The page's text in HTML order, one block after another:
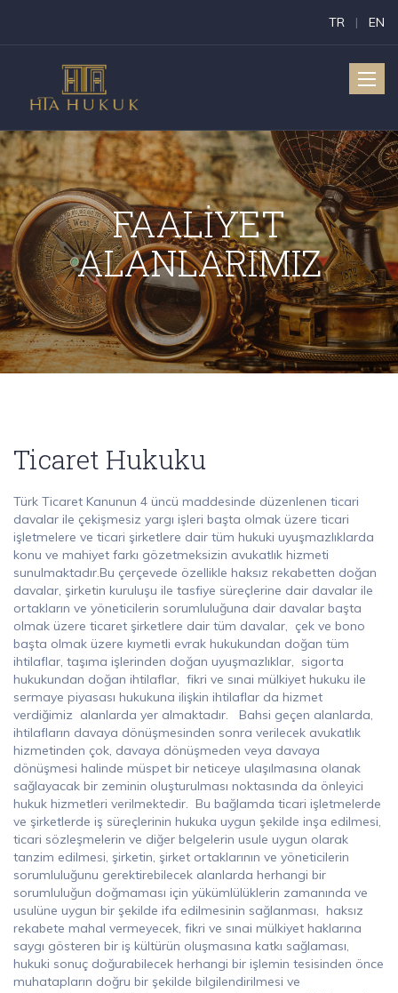
TR | EN
Toggle
FAALİYET
ALANLARIMIZ
Ticaret Hukuku
Türk Ticaret Kanunun 4 üncü maddesinde düzenlenen ticari
davalar ile çekişmesiz yargı işleri başta olmak üzere ticari
işletmelere ve ticari şirketlere dair tüm hukuki uyuşmazlıklarda
konu ve mahiyet farkı gözetmeksizin avukatlık hizmeti
sunulmaktadır.Bu çerçevede özellikle haksız rekabetten doğan
davalar, şirketin kuruluşu ile tasfiye süreçlerine dair davalar ile
ortakların ve yöneticilerin sorumluluğuna dair davalar başta
olmak üzere ticaret şirketlere dair tüm davalar, çek ve bono
başta olmak üzere kıymetli evrak hukukundan doğan tüm
ihtilaflar, taşıma işlerinden doğan uyuşmazlıklar, sigorta
hukukundan doğan ihtilaflar, fikri ve sınai mülkiyet hukuku ile
sermaye piyasası hukukuna ilişkin ihtilaflar da hizmet
verdiğimiz alanlarda yer almaktadır. Bahsi geçen alanlarda,
ihtilafların davaya dönüşmesinden sonra verilecek avukatlık
hizmetinden çok, davaya dönüşmeden veya davaya
dönüşmesi halinde müspet bir neticeye ulaşılmasına olanak
sağlayacak bir zeminin oluşturulması noktasında da önleyici
hukuk hizmetleri verilmektedir. Bu bağlamda ticari işletmelerde
ve şirketlerde iş süreçlerinin hukuka uygun şekilde inşa edilmesi,
ticari sözleşmelerin ve diğer belgelerin usule uygun olarak
tanzim edilmesi, şirketin, şirket ortaklarının ve yöneticilerin
sorumluluğunu gerektirebilecek alanlarda herhangi bir
sorumluluğun doğmaması için yükümlülüklerin zamanında ve
usulüne uygun bir şekilde ifa edilmesinin sağlanması, haksız
rekabete mahal vermeyecek, fikri ve sınai mülkiyet haklarına
saygı gösteren bir iş kültürün oluşmasına katkı sağlaması,
hukuki sonuç doğurabilecek herhangi bir işlemin tesisinden önce
muhatapların doğru bir şekilde bilgilendirilmesi ve